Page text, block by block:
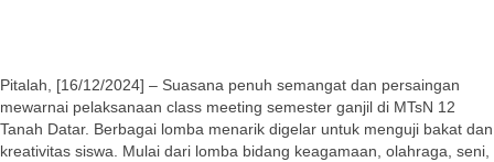
Pitalah, [16/12/2024] – Suasana penuh semangat dan persaingan
mewarnai pelaksanaan class meeting semester ganjil di MTsN 12
Tanah Datar. Berbagai lomba menarik digelar untuk menguji bakat dan
kreativitas siswa. Mulai dari lomba bidang keagamaan, olahraga, seni,